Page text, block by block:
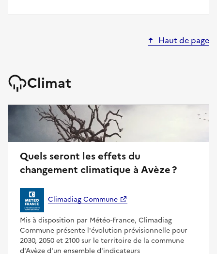
Haut de page
Climat
Quels seront les effets du
changement climatique à Avèze ?
Climadiag Commune
Mis à disposition par Météo-France, Climadiag
Commune présente l'évolution prévisionnelle pour
2030, 2050 et 2100 sur le territoire de la commune
d'Avèze d'un ensemble d'indicateurs